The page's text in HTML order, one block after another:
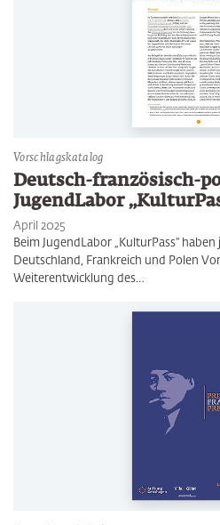
Vorschlagskatalog
Deutsch-französisch-
JugendLabor
April 2025
Beim JugendLabor „KulturPass“
Deutschland, Frankreich und Polen
Weiterentwicklung des…